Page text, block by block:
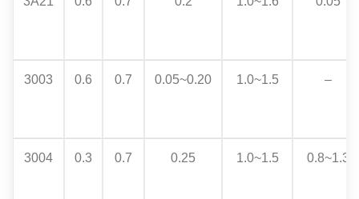
3003 0.6 0.7 0.05~0.20 1.0~1.5 –
3004 0.3 0.7 0.25 1.0~1.5 0.8~1.3